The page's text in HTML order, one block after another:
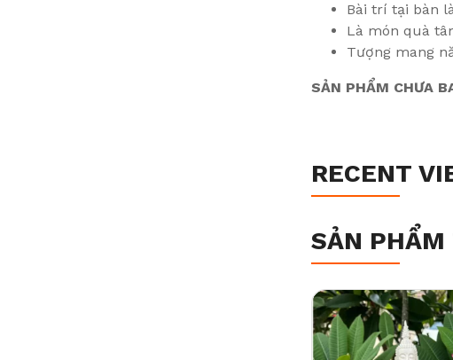
Bài trí tại bàn
Là món quà
Tượng mang
SẢN PHẨM CHƯA
RECENT
SẢN PHẨM